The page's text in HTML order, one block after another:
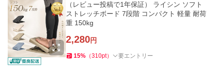
（レビュー投稿で1年保証） ライシン ソフト
ストレッチボード 7段階 コンパクト 軽量 耐荷
重 150kg
2,280円
15% （310pt） 要エントリー